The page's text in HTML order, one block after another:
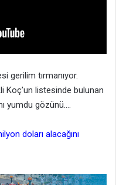
gerilim tırmanıyor.
Koç’un listesinde bulunan
yumdu gözünü….
doları alacağını